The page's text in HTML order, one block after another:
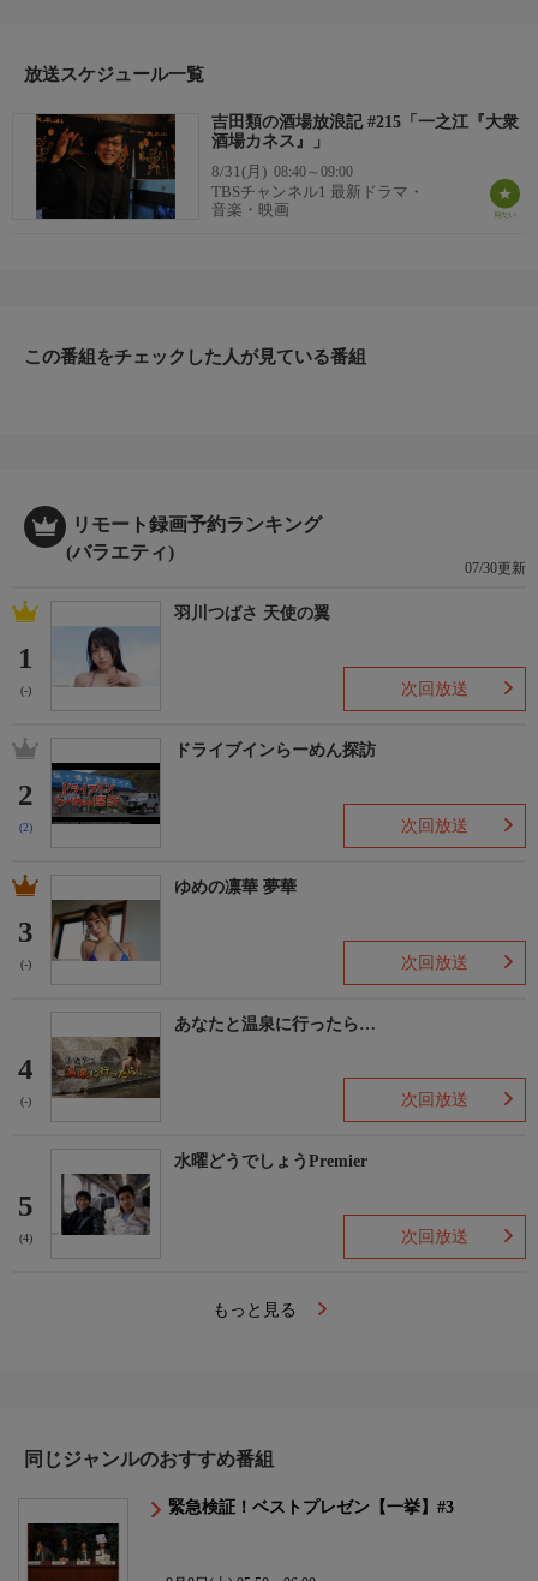
会話など、下町ならではの心温まる風景をイラストレーター吉田
放送スケジュール一覧
吉田類の酒場放浪記 #215「一之江『大衆
酒場カネス』」
8/31(月) 08:40～09:00
TBSチャンネル1 最新ドラマ・
音楽・映画
この番組をチェックした人が見ている番組
リモート録画予約ランキング
(バラエティ)
07/30更新
1
(-)
羽川つばさ 天使の翼
次回放送
2
(2)
ドライブインらーめん探訪
次回放送
3
(-)
ゆめの凛華 夢華
次回放送
4
(-)
あなたと温泉に行ったら…
次回放送
5
(4)
水曜どうでしょうPremier
次回放送
もっと見る
同じジャンルのおすすめ番組
緊急検証！ベストプレゼン【一挙】#3